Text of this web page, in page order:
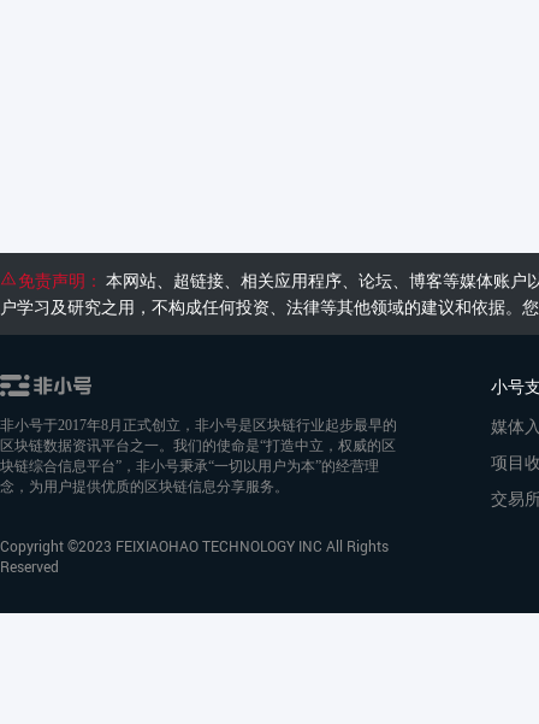
免责声明： 本网站、超链接、相关应用程序、论坛、博客等媒体账
户学习及研究之用，不构成任何投资、法律等其他领域的建议和依据
非小号于2017年8月正式创立，非小号是区块链行业起步最早的
区块链数据资讯平台之一。我们的使命是“打造中立，权威的区
块链综合信息平台”，非小号秉承“一切以用户为本”的经营理
念，为用户提供优质的区块链信息分享服务。
Copyright ©2023 FEIXIAOHAO TECHNOLOGY INC All Rights
Reserved
小号
媒体
项目
交易